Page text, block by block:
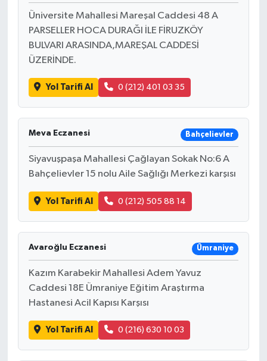
Üniversite Mahallesi Mareşal Caddesi 48 A
PARSELLER HOCA DURAĞI İLE FİRUZKÖY
BULVARI ARASINDA,MAREŞAL CADDESİ
ÜZERİNDE.
Yol Tarifi Al 0 (212) 401 03 35
Meva Eczanesi Bahçelievler
Siyavuşpaşa Mahallesi Çağlayan Sokak No:6 A
Bahçelievler 15 nolu Aile Sağlığı Merkezi karşısı
Yol Tarifi Al 0 (212) 505 88 14
Avaroğlu Eczanesi Ümraniye
Kazım Karabekir Mahallesi Adem Yavuz
Caddesi 18E Ümraniye Eğitim Araştırma
Hastanesi Acil Kapısı Karşısı
Yol Tarifi Al 0 (216) 630 10 03